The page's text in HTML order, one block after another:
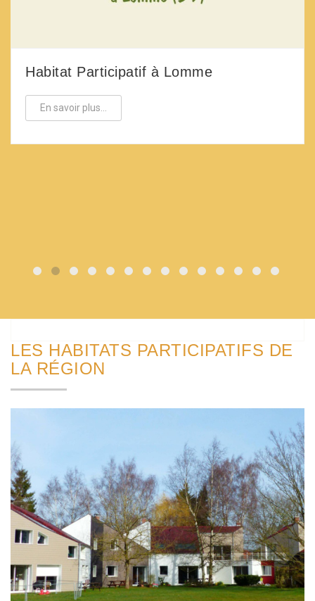
à Lomme La Ferme de
LES HABITATS PARTICIPATIFS DE
LA RÉGION